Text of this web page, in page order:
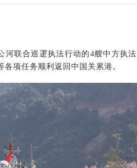
河联合巡逻执法行动的4艘中方执
项任务顺利返回中国关累港。